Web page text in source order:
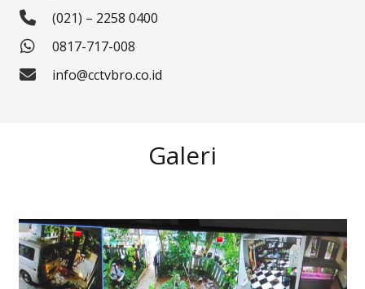
(021) – 2258 0400
0817-717-008
info@cctvbro.co.id
Galeri